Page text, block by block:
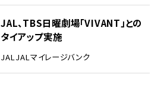
JAL、TBS日曜劇場「VIVANT」との
タイアップ実施
JAL JALマイレージバンク